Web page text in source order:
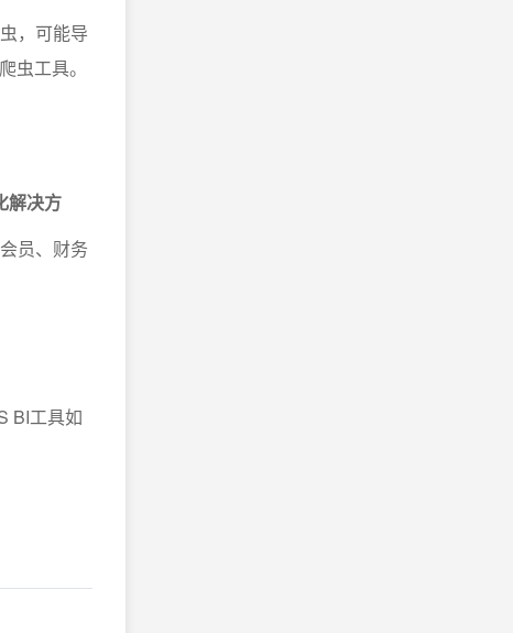
，可能导
虫工具。
解决方
员、财务
BI工具如